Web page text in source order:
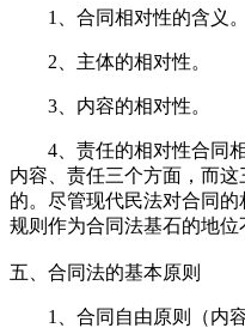
1、合同相对性的含义。
2、主体的相对性。
3、内容的相对性。
4、责任的相对性合同相
内容、责任三个方面，而
的。尽管现代民法对合同
规则作为合同法基石的地位
五、合同法的基本原则
1、合同自由原则（内容